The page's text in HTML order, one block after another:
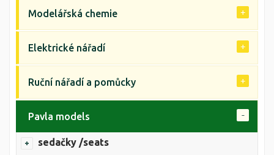
Modelářská chemie
Elektrické nářadí
Ruční nářadí a pomůcky
Pavla models
sedačky /seats